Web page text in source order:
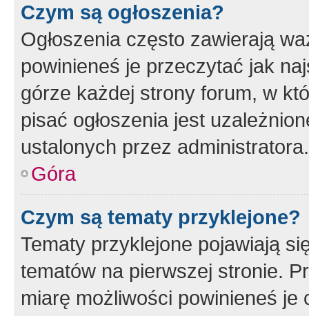
Czym są ogłoszenia?
Ogłoszenia często zawierają
powinieneś je przeczytać jak
górze każdej strony forum, w
pisać ogłoszenia jest
ustalonych przez administratora.
Góra
Czym są tematy przyklejone?
Tematy przyklejone pojawiają
tematów na pierwszej stronie.
miarę możliwości powinieneś je